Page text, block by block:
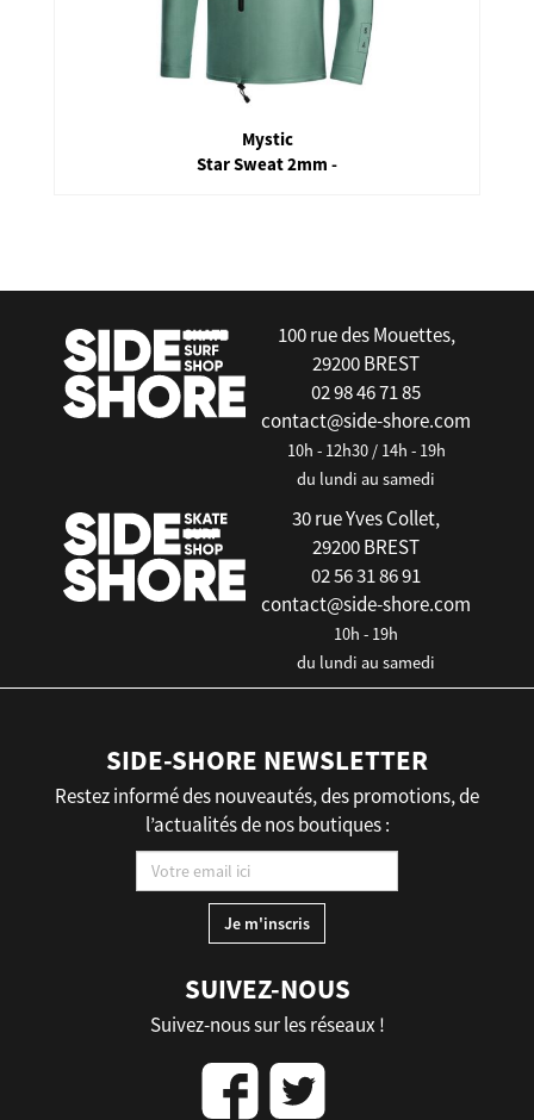
Mystic
Star Sweat 2mm -
100 rue des Mouettes,
29200 BREST
02 98 46 71 85
contact@side-shore.com
10h - 12h30 / 14h - 19h
du lundi au samedi
30 rue Yves Collet,
29200 BREST
02 56 31 86 91
contact@side-shore.com
10h - 19h
du lundi au samedi
SIDE-SHORE NEWSLETTER
Restez informé des nouveautés, des promotions, de
l’actualités de nos boutiques :
SUIVEZ-NOUS
Suivez-nous sur les réseaux !